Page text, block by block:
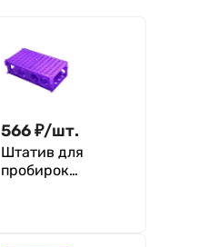
566₽/шт.
Штатив для
пробирок